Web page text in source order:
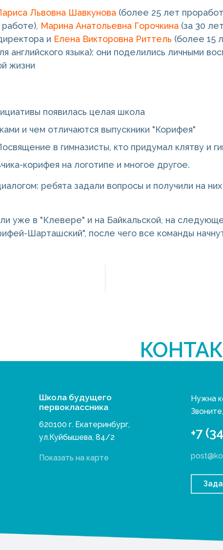
Львовна Шавкунова (более 25 лет
Марина Анатольевна Горочкина (за 30
и Елена Викторовна Риттель (более 15
английского языка): они поделились личными
жизни
появилась целая школа
и чем отличаются выпускники "Корифея"
в гимназисты, кто придумал клятву и
корифея на логотипе и многое другое.
ребята задали вопросы и получили на
уже в "Клевере" и на Байкальской, на
Шарташский", после чего все команды
Школа будущего
первоклассника
620100 г. Екатеринбург,
ул.Куйбышева, 84/2
Показать на карте
Нужна
+7